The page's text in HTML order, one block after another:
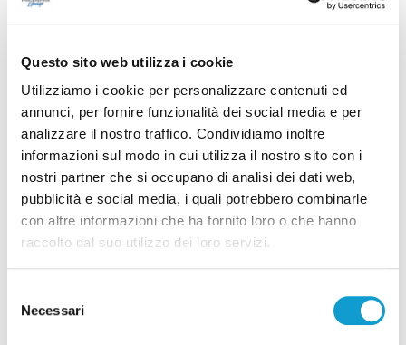
Questo sito web utilizza i cookie
Utilizziamo i cookie per personalizzare contenuti ed
annunci, per fornire funzionalità dei social media e per
analizzare il nostro traffico. Condividiamo inoltre
informazioni sul modo in cui utilizza il nostro sito con i
nostri partner che si occupano di analisi dei dati web,
pubblicità e social media, i quali potrebbero combinarle
con altre informazioni che ha fornito loro o che hanno
raccolto dal suo utilizzo dei loro servizi.
delNecessari
zanzara tigre a Pesaro, si può scrivere un’email a
sportellozanzara@comune.pesaro.pu.it o chiamare il
al venerdì, dalle ore 08.30 alle 12.30
TAG:
PESARO ZANZARA TIGRE